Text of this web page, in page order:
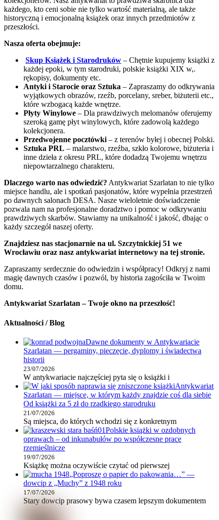
każdego, kto ceni sobie nie tylko wartość materialną, ale także
historyczną i emocjonalną książek oraz innych przedmiotów z
przeszłości.
Nasza oferta obejmuje:
Skup Książek i Starodruków – Chętnie kupujemy książki z
każdej epoki, w tym starodruki, polskie książki XIX w,.
rękopisy, dokumenty etc.
Antyki i Starocie oraz Sztuka – Zapraszamy do odkrywania
wyjątkowych obrazów, rzeźb, porcelany, sreber, biżuterii etc.,
które wzbogacą każde wnętrze.
Płyty Winylowe – Dla prawdziwych melomanów oferujemy
szeroką gamę płyt winylowych, które zadowolą każdego
kolekcjonera.
Przedwojenne pocztówki– z terenów byłej i obecnej Polski.
Sztuka PRL – malarstwo, rzeźba, szkło kolorowe, biżuteria i
inne dzieła z okresu PRL, które dodadzą Twojemu wnętrzu
niepowtarzalnego charakteru.
Dlaczego warto nas odwiedzić? Antykwariat Szarlatan to nie tylko
miejsce handlu, ale i spotkań pasjonatów, które wypełnia przestrzeń
po dawnych salonach DESA. Nasze wieloletnie doświadczenie
pozwala nam na profesjonalne doradztwo i pomoc w odkrywaniu
prawdziwych skarbów. Stawiamy na unikalność i jakość, dbając o
każdy szczegół naszej oferty.
Znajdziesz nas stacjonarnie na ul. Szczytnickiej 51 we
Wrocławiu oraz nasz antykwariat internetowy na tej stronie.
Zapraszamy serdecznie do odwiedzin i współpracy! Odkryj z nami
magię dawnych czasów i pozwól, by historia zagościła w Twoim
domu.
Antykwariat Szarlatan – Twoje okno na przeszłość!
Aktualności / Blog
Dawne dokumenty w Antykwariacie
Szarlatan — pergaminy, pieczęcie, dyplomy i świadectwa
historii
23/07/2026
W antykwariacie najczęściej pyta się o książki i
Antykwariat
Szarlatan — miejsce, w którym każdy znajdzie coś dla siebie
Od książki za 5 zł do rzadkiego starodruku
21/07/2026
Są miejsca, do których wchodzi się z konkretnym
Polskie książki w ozdobnych
oprawach – od inkunabułów po współczesne prace
rzemieślnicze
19/07/2026
Książkę można oczywiście czytać od pierwszej
„Poproszę o papier do pakowania…” —
dowcip z „Muchy” z 1948 roku
17/07/2026
Stary dowcip prasowy bywa czasem lepszym dokumentem